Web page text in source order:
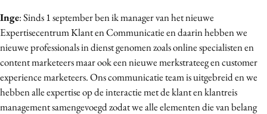
Inge: Sinds 1 september ben ik manager van het nieuwe
Expertisecentrum Klant en Communicatie en daarin hebben we
nieuwe professionals in dienst genomen zoals online specialisten en
content marketeers maar ook een nieuwe merkstrateeg en customer
experience marketeers. Ons communicatie team is uitgebreid en we
hebben alle expertise op de interactie met de klant en klantreis
management samengevoegd zodat we alle elementen die van belang